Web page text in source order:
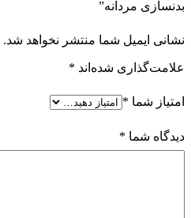
بدنسازی مردانه”
نشانی ایمیل شما منتشر نخواهد شد.
علامت‌گذاری شده‌اند *
امتیاز شما *
دیدگاه شما *